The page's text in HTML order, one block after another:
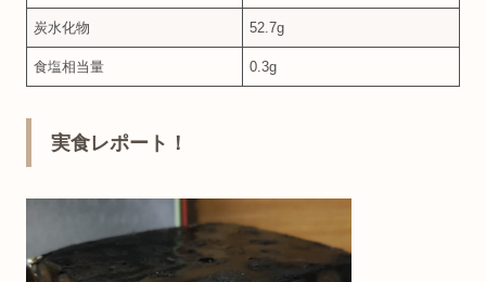
炭水化物 52.7g
食塩相当量 0.3g
実食レポート！